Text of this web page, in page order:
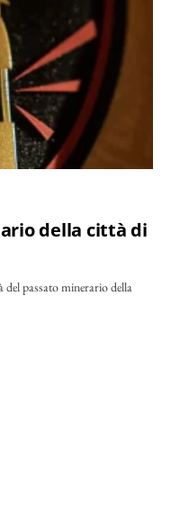
della città di
del passato minerario della